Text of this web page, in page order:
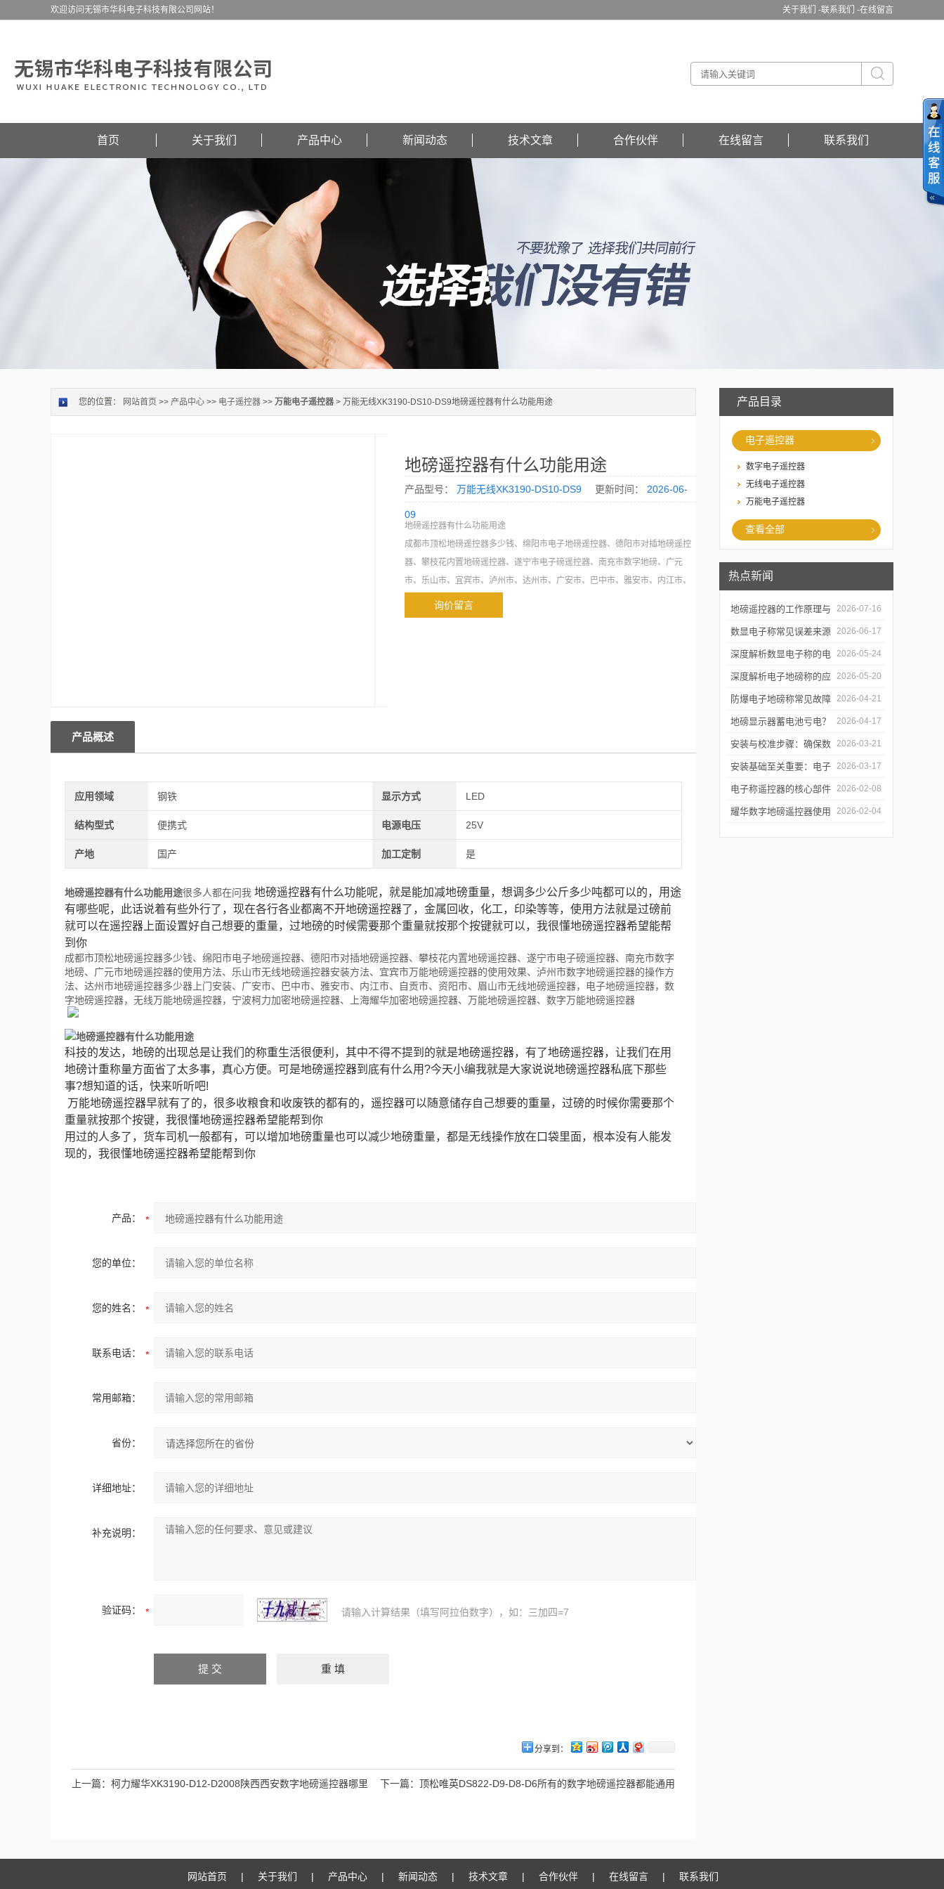
关于我们 -联系我们 -在线留言
欢迎访问无锡市华科电子科技有限公司网站！
首页 关于我们 产品中心 新闻动态 技术文章 合作伙伴 在线留言 联系我们
产品目录
电子遥控器
数字电子遥控器
无线电子遥控器
万能电子遥控器
查看全部
热点新闻
地磅遥控器的工作原理与
信号链路拆解：从射频发
射到称重干扰
2026-07-16
数显电子称常见误差来源
分析与软件滤波算法实现
2026-06-17
深度解析数显电子称的电
磁平衡传感原理与实操调
修
2026-05-24
深度解析电子地磅称的应
变片传感机制与防雷击实
操
2026-05-20
防爆电子地磅称常见故障
排查与日常维护指南
2026-04-21
地磅显示器蓄电池亏电？
教你延长待机时间的技巧
2026-04-17
安装与校准步骤：确保数
显电子称开箱即准
2026-03-21
安装基础至关重要：电子
地磅称的选址与基坑施工
规范
2026-03-17
电子称遥控器的核心部件
解析：芯片、模块、天线
2026-02-08
耀华数字地磅遥控器使用 2026-02-04
您的位置： 网站首页 >> 产品中心 >> 电子遥控器 >> 万能电子遥控器 > 万能无线XK3190-DS10-DS9地磅遥控器有什么功能用途
地磅遥控器有什么功能用途
产品型号： 万能无线XK3190-DS10-DS9 更新时间： 2026-06-
09
地磅遥控器有什么功能用途
成都市顶松地磅遥控器多少钱、绵阳市电子地磅遥控器、德阳市对插地磅遥控
器、攀枝花内置地磅遥控器、遂宁市电子磅遥控器、南充市数字地磅、广元
市、乐山市、宜宾市、泸州市、达州市、广安市、巴中市、雅安市、内江市、
自贡市、资阳市、眉山市无线地磅遥控器，电子地磅遥控器，数字地磅遥控
器，无线万能地磅遥控器，宁波柯力加密地磅遥控器、上海耀华加密地磅遥控
询价留言
产品概述
应用领域 钢铁 显示方式 LED
结构型式 便携式 电源电压 25V
产地 国产 加工定制 是
地磅遥控器有什么功能用途很多人都在问我 地磅遥控器有什么功能呢，就是能加减地磅重量，想调多少公斤多少吨都可以的，用途
有哪些呢，此话说着有些外行了，现在各行各业都离不开地磅遥控器了，金属回收，化工，印染等等，使用方法就是过磅前
就可以在遥控器上面设置好自己想要的重量，过地磅的时候需要那个重量就按那个按键就可以，我很懂地磅遥控器希望能帮
到你
成都市顶松地磅遥控器多少钱、绵阳市电子地磅遥控器、德阳市对插地磅遥控器、攀枝花内置地磅遥控器、遂宁市电子磅遥控器、南充市数字
地磅、广元市地磅遥控器的使用方法、乐山市无线地磅遥控器安装方法、宜宾市万能地磅遥控器的使用效果、泸州市数字地磅遥控器的操作方
法、达州市地磅遥控器多少器上门安装、广安市、巴中市、雅安市、内江市、自贡市、资阳市、眉山市无线地磅遥控器，电子地磅遥控器，数
字地磅遥控器，无线万能地磅遥控器，宁波柯力加密地磅遥控器、上海耀华加密地磅遥控器、万能地磅遥控器、数字万能地磅遥控器
地磅遥控器有什么功能用途
科技的发达，地磅的出现总是让我们的称重生活很便利，其中不得不提到的就是地磅遥控器，有了地磅遥控器，让我们在用
地磅计重称量方面省了太多事，真心方便。可是地磅遥控器到底有什么用?今天小编我就是大家说说地磅遥控器私底下那些
事?想知道的话，快来听听吧!
万能地磅遥控器早就有了的，很多收粮食和收废铁的都有的，遥控器可以随意储存自己想要的重量，过磅的时候你需要那个
重量就按那个按键，我很懂地磅遥控器希望能帮到你
用过的人多了，货车司机一般都有，可以增加地磅重量也可以减少地磅重量，都是无线操作放在口袋里面，根本没有人能发
现的，我很懂地磅遥控器希望能帮到你
产品：
您的单位：
您的姓名：
联系电话：
常用邮箱：
省份：
详细地址：
补充说明：
验证码： 请输入计算结果（填写阿拉伯数字），如：三加四=7
分享到：
上一篇： 柯力耀华XK3190-D12-D2008陕西西安数字地磅遥控器哪里 下一篇： 顶松唯英DS822-D9-D8-D6所有的数字地磅遥控器都能通用
网站首页 | 关于我们 | 产品中心 | 新闻动态 | 技术文章 | 合作伙伴 | 在线留言 | 联系我们